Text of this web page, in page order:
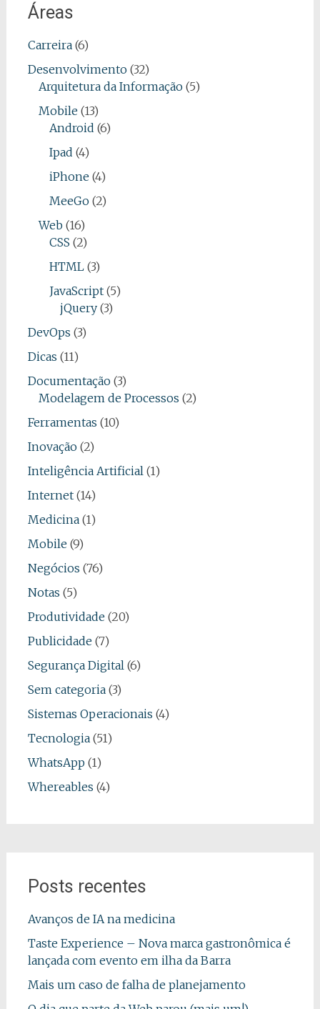
Áreas
Carreira(6)
Desenvolvimento(32)
Arquitetura da Informação(5)
Mobile (13)
Android (6)
Ipad (4)
iPhone (4)
MeeGo(2)
Web (16)
CSS (2)
HTML(3)
JavaScript(5)
jQuery(3)
DevOps (3)
Dicas (11)
Documentação(3)
Modelagem de Processos (2)
Ferramentas (10)
Inovação(2)
Inteligência Artificial(1)
Internet(14)
Medicina(1)
Mobile (9)
Negócios (76)
Notas (5)
Produtividade (20)
Publicidade (7)
Segurança Digital(6)
Sem categoria(3)
Sistemas Operacionais (4)
Tecnologia(51)
WhatsApp (1)
Whereables (4)
Posts recentes
Avanços de IA na medicina
Taste Experience – Nova marca gastronômica é
lançada com evento em ilha da Barra
Mais um caso de falha de planejamento